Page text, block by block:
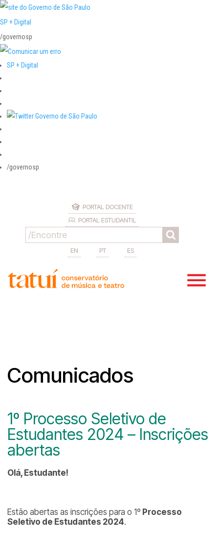
SP + Digital
/governosp
SP + Digital
/governosp
PORTAL DOCENTE
PORTAL ESTUDANTIL
EN PT ES
Comunicados
1º Processo Seletivo de
Estudantes 2024 – Inscrições
abertas
Olá, Estudante!
Estão abertas as inscrições para o 1º Processo
Seletivo de Estudantes 2024.